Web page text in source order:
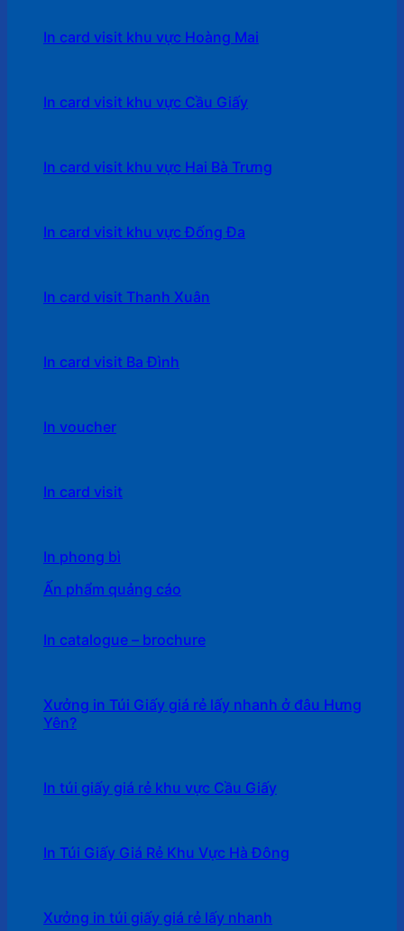
In card visit khu vực Hoàng Mai
In card visit khu vực Cầu Giấy
In card visit khu vực Hai Bà Trưng
In card visit khu vực Đống Đa
In card visit Thanh Xuân
In card visit Ba Đình
In voucher
In card visit
In phong bì
Ấn phẩm quảng cáo
In catalogue – brochure
Xưởng in Túi Giấy giá rẻ lấy nhanh ở đâu Hưng
Yên?
In túi giấy giá rẻ khu vực Cầu Giấy
In Túi Giấy Giá Rẻ Khu Vực Hà Đông
Xưởng in túi giấy giá rẻ lấy nhanh